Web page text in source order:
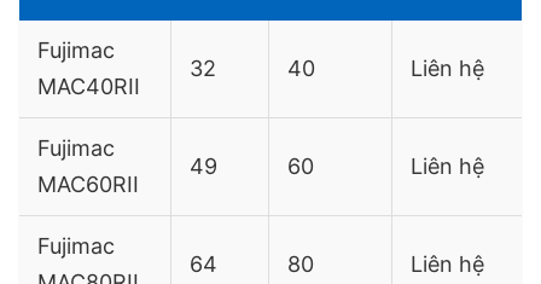
Fujimac
MAC40RII
32 40 Liên hệ
Fujimac
MAC60RII
49 60 Liên hệ
Fujimac
64 80 Liên hệ